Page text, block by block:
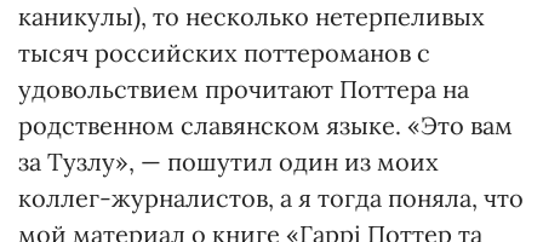
каникулы), то несколько нетерпеливых
тысяч российских поттероманов с
удовольствием прочитают Поттера на
родственном славянском языке. «Это вам
за Тузлу», — пошутил один из моих
коллег-журналистов, а я тогда поняла, что
мой материал о книге «Гаррі Поттер та